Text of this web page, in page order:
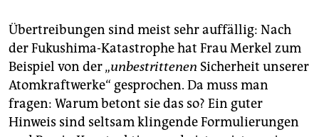
Übertreibungen sind meist sehr auffällig: Nach
der Fukushima-Katastrophe hat Frau Merkel zum
Beispiel von der „unbestrittenen Sicherheit unserer
Atomkraftwerke“ gesprochen. Da muss man
fragen: Warum betont sie das so? Ein guter
Hinweis sind seltsam klingende Formulierungen